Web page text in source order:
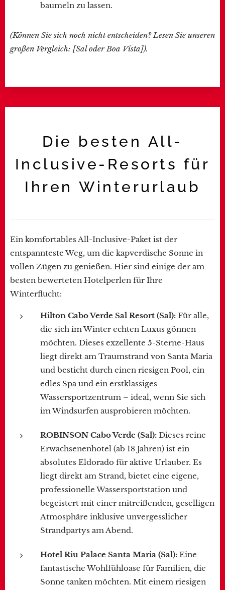
baumeln zu lassen.
(Können Sie sich noch nicht entscheiden? Lesen Sie unseren
großen Vergleich: [Sal oder Boa Vista]).
Die besten All-
Inclusive-Resorts für
Ihren Winterurlaub
Ein komfortables All-Inclusive-Paket ist der
entspannteste Weg, um die kapverdische Sonne in
vollen Zügen zu genießen. Hier sind einige der am
besten bewerteten Hotelperlen für Ihre
Winterflucht:
Hilton Cabo Verde Sal Resort (Sal): Für alle,
die sich im Winter echten Luxus gönnen
möchten. Dieses exzellente 5-Sterne-Haus
liegt direkt am Traumstrand von Santa Maria
und besticht durch einen riesigen Pool, ein
edles Spa und ein erstklassiges
Wassersportzentrum – ideal, wenn Sie sich
im Windsurfen ausprobieren möchten.
ROBINSON Cabo Verde (Sal): Dieses reine
Erwachsenenhotel (ab 18 Jahren) ist ein
absolutes Eldorado für aktive Urlauber. Es
liegt direkt am Strand, bietet eine eigene,
professionelle Wassersportstation und
begeistert mit einer mitreißenden, geselligen
Atmosphäre inklusive unvergesslicher
Strandpartys am Abend.
Hotel Riu Palace Santa Maria (Sal): Eine
fantastische Wohlfühloase für Familien, die
Sonne tanken möchten. Mit einem riesigen